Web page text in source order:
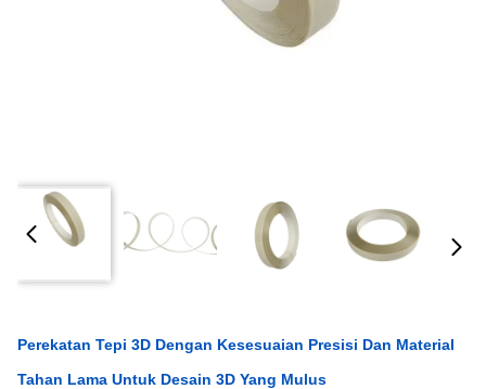
Perekatan Tepi 3D Dengan Kesesuaian Presisi Dan Material
Tahan Lama Untuk Desain 3D Yang Mulus